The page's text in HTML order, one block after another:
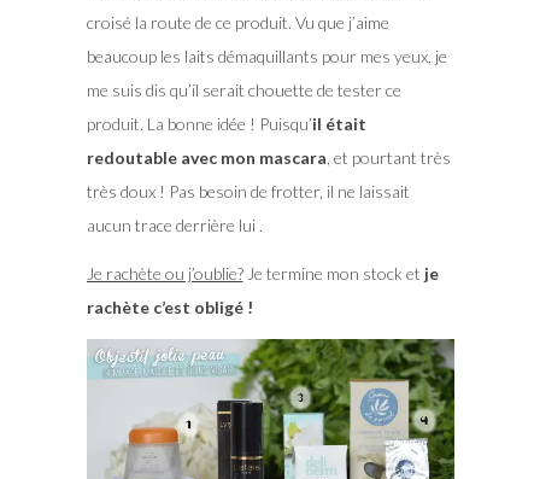
croisé la route de ce produit. Vu que j’aime
beaucoup les laits démaquillants pour mes yeux, je
me suis dis qu’il serait chouette de tester ce
produit. La bonne idée ! Puisqu’il était
redoutable avec mon mascara , et pourtant très
très doux ! Pas besoin de frotter, il ne laissait
aucun trace derrière lui .
Je rachète ou j’oublie?Je termine mon stock et je
rachète c’est obligé !